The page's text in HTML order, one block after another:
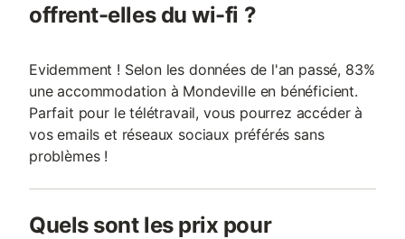
offrent-elles du wi-fi ?
Evidemment ! Selon les données de l'an passé, 83%
une accommodation à Mondeville en bénéficient.
Parfait pour le télétravail, vous pourrez accéder à
vos emails et réseaux sociaux préférés sans
problèmes !
Quels sont les prix pour